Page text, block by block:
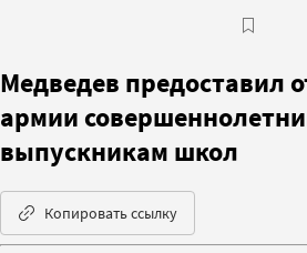
Медведев предоставил
армии
выпускникам школ
Копировать ссылку